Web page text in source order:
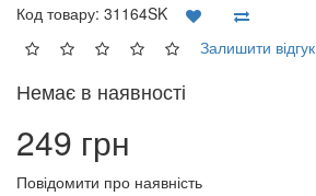
Код товару: 31164SK
Залишити відгук
Немає в наявності
249 грн
Повідомити про наявність